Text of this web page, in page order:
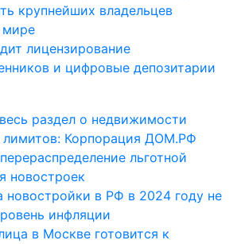
крупнейших владельцев
мире
лицензирование
и цифровые депозитарии
лимитов: Корпорация ДОМ.РФ
льготной
новостроек
новостройки в РФ в 2024 году не
инфляции
в Москве готовится к